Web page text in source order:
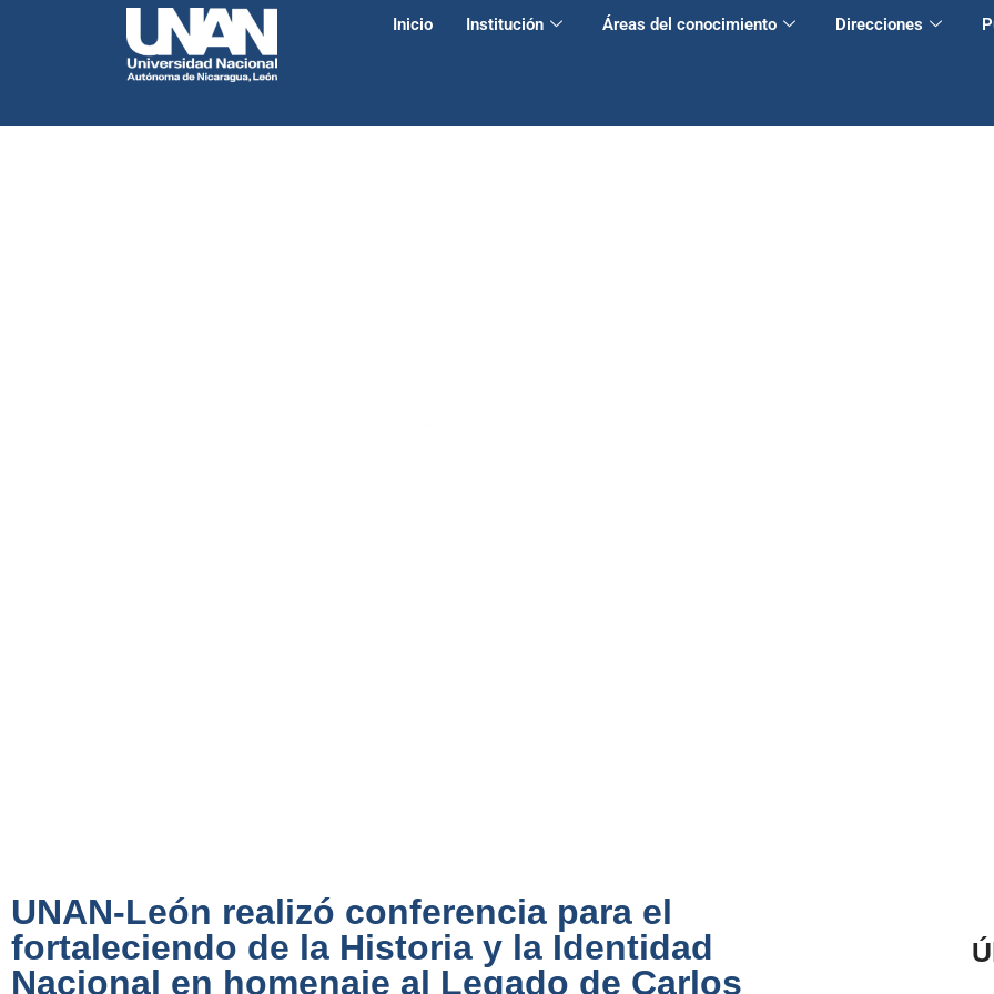
Inicio Institución Áreas del conocimiento Direcciones
UNAN-León realizó conferencia para el
fortaleciendo de la Historia y la Identidad
Nacional en homenaje al Legado de Carlos